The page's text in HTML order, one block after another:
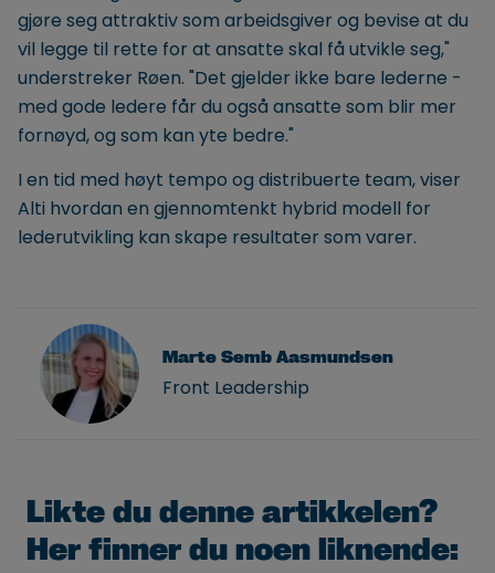
gjøre seg attraktiv som arbeidsgiver og bevise at du
vil legge til rette for at ansatte skal få utvikle seg,"
understreker Røen. "Det gjelder ikke bare lederne -
med gode ledere får du også ansatte som blir mer
fornøyd, og som kan yte bedre."
I en tid med høyt tempo og distribuerte team, viser
Alti hvordan en gjennomtenkt hybrid modell for
lederutvikling kan skape resultater som varer.
Marte Semb Aasmundsen
Front Leadership
Likte du denne artikkelen?
Her finner du noen liknende: